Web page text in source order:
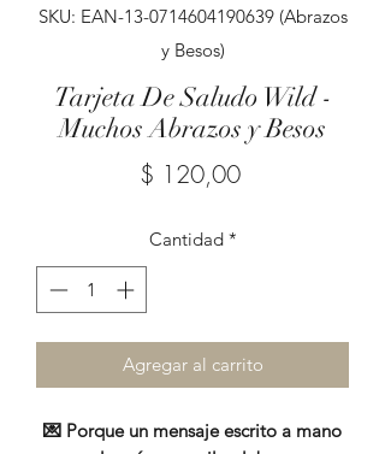
SKU: EAN-13-0714604190639 (Abrazos
y Besos)
Tarjeta De Saludo Wild -
Muchos Abrazos y Besos
$ 120,00Precio
Cantidad *
Agregar al carrito
💌 Porque un mensaje escrito a mano